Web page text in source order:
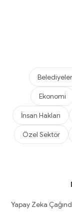
Belediyeler
Ekonomi
İnsan Hakları
Özel Sektör
Yapay Zeka